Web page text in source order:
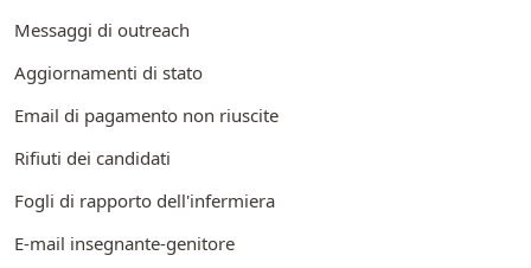
Messaggi di outreach
Aggiornamenti di stato
Email di pagamento non riuscite
Rifiuti dei candidati
Fogli di rapporto dell'infermiera
E-mail insegnante-genitore